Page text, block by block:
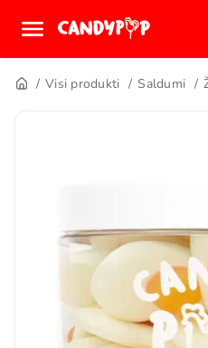
Visi produkti Saldumi